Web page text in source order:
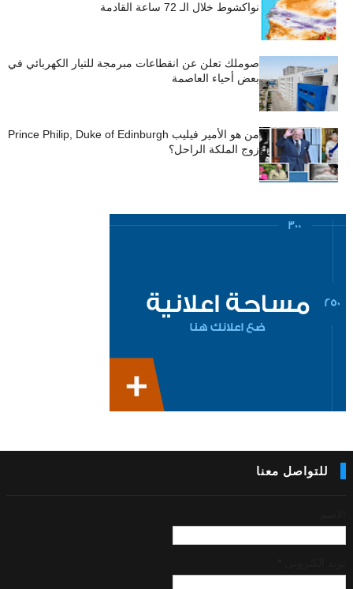
نواكشوط خلال الـ 72 ساعة القادمة
صوملك تعلن عن انقطاعات مبرمجة للتيار الكهربائي في
بعض أحياء العاصمة
من هو الأمير فيليب Prince Philip, Duke of Edinburgh
زوج الملكة الراحل؟
للتواصل معنا